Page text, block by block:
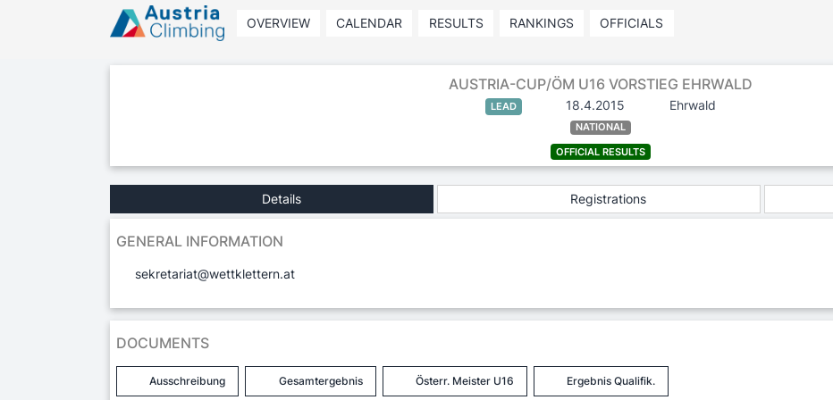
OVERVIEW CALENDAR RESULTS RANKINGS OFFICIALS
AUSTRIA-CUP/ÖM U16 VORSTIEG EHRWALD
LEAD 18.4.2015 Ehrwald
NATIONAL
OFFICIAL RESULTS
Details Registrations
GENERAL INFORMATION
sekretariat@wettklettern.at
DOCUMENTS
Ausschreibung Gesamtergebnis Österr. Meister U16 Ergebnis Qualifik.